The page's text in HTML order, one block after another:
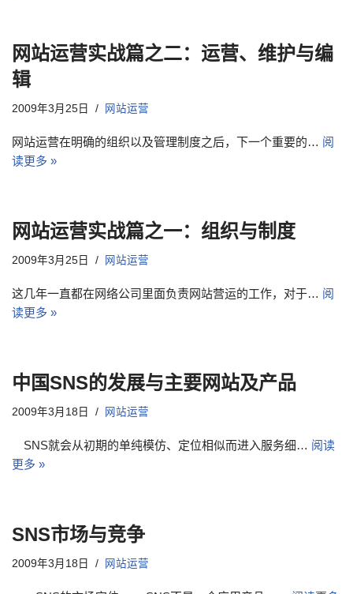
网站运营实战篇之二：运营、维护与编
辑
2009年3月25日 网站运营
网站运营在明确的组织以及管理制度之后，下一个重要的… 阅
读更多 »
网站运营实战篇之一：组织与制度
2009年3月25日 网站运营
这几年一直都在网络公司里面负责网站营运的工作，对于… 阅
读更多 »
中国SNS的发展与主要网站及产品
2009年3月18日 网站运营
SNS就会从初期的单纯模仿、定位相似而进入服务细… 阅读
更多 »
SNS市场与竞争
2009年3月18日 网站运营